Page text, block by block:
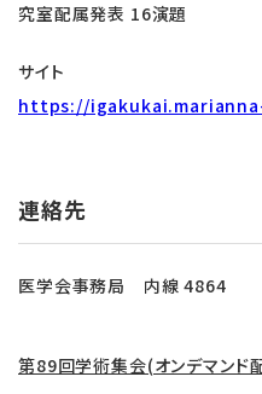
究室配属発表 16演題
サイト
https://
連絡先
医学会事務局 内線 4864
第89回学術集会(オンデマン